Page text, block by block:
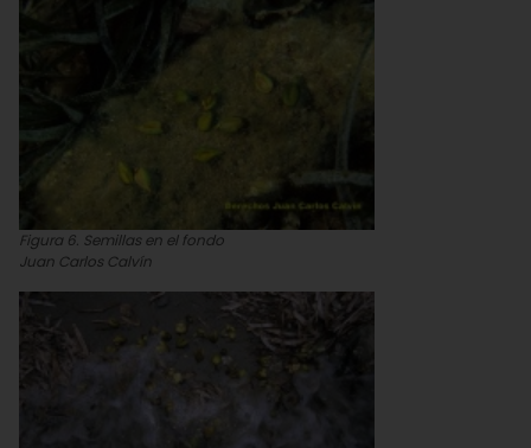
Figura 6. Semillas en el fondo
Juan Carlos Calvín